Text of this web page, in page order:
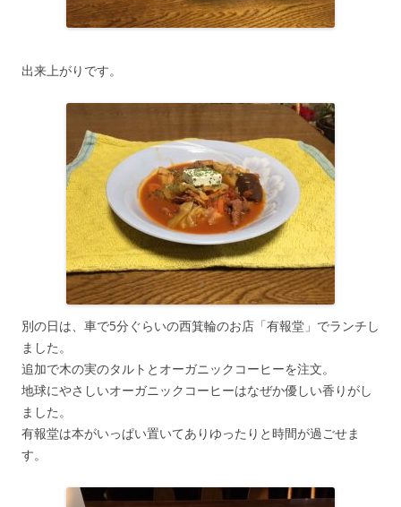
出来上がりです。
別の日は、車で5分ぐらいの西箕輪のお店「有報堂」でランチし
ました。
追加で木の実のタルトとオーガニックコーヒーを注文。
地球にやさしいオーガニックコーヒーはなぜか優しい香りがし
ました。
有報堂は本がいっぱい置いてありゆったりと時間が過ごせま
す。